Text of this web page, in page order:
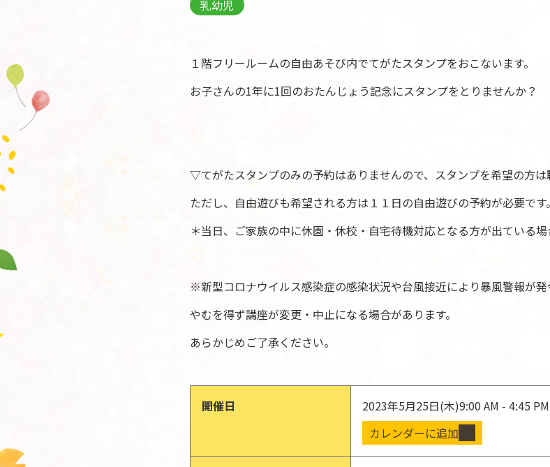
乳幼児
１階フリールームの自由あそび内でてがたスタンプをおこないます。
お子さんの1年に1回のおたんじょう記念にスタンプをとりませんか？
▽てがたスタンプのみの予約はありませんので、スタンプを希望の方は
ただし、自由遊びも希望される方は１１日の自由遊びの予約が必要です。
＊当日、ご家族の中に休園・休校・自宅待機対応となる方が出ている場
※新型コロナウイルス感染症の感染状況や台風接近により暴風警報が発
やむを得ず講座が変更・中止になる場合があります。
あらかじめご了承ください。
開催日 2023年5月25日(木)9:00 AM - 4:45 PM
カレンダーに追加